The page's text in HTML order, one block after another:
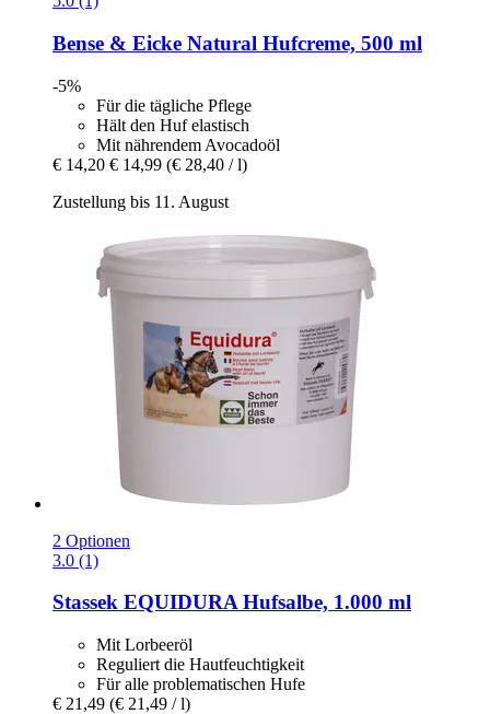
Bense & Eicke Natural Hufcreme, 500 ml
-5%
Für die tägliche Pflege
Hält den Huf elastisch
Mit nährendem Avocadoöl
€ 14,20 € 14,99 (€ 28,40 / l)
Zustellung bis 11. August
2 Optionen
3.0 (1)
Stassek EQUIDURA Hufsalbe, 1.000 ml
Mit Lorbeeröl
Reguliert die Hautfeuchtigkeit
Für alle problematischen Hufe
€ 21,49 (€ 21,49 / l)